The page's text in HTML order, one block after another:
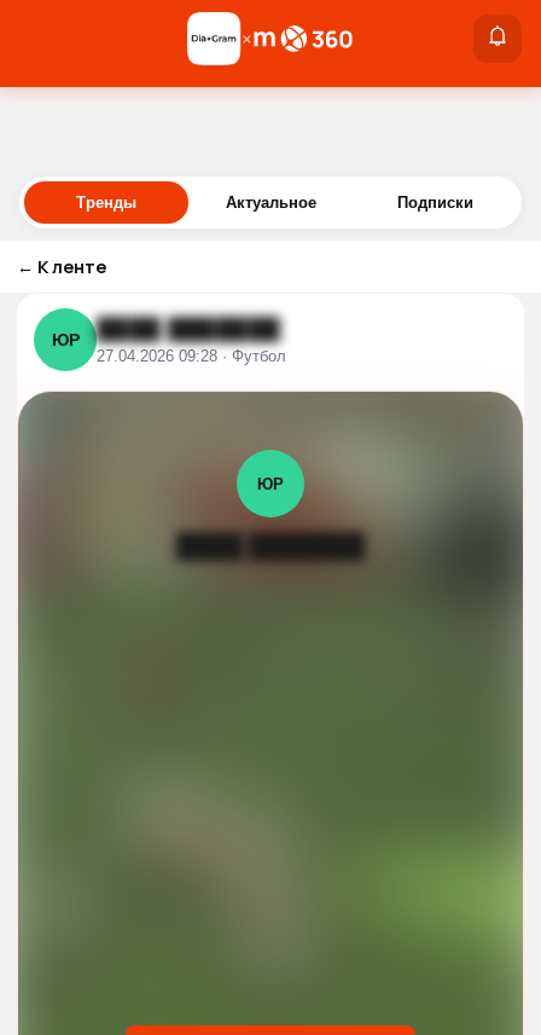
Войти
×
Тренды Актуальное Подписки
← К ленте
ЮР ████ ███████
27.04.2026 09:28 · Футбол
ЮР